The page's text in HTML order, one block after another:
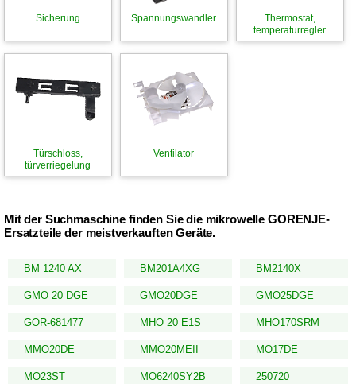
Sicherung Spannungswandler
Thermostat,
temperaturregler
Türschloss,
türverriegelung
Ventilator
Mit der Suchmaschine finden Sie die mikrowelle GORENJE-
Ersatzteile der meistverkauften Geräte.
BM 1240 AX BM201A4XG BM2140X
GMO 20 DGE GMO20DGE GMO25DGE
GOR-681477 MHO 20 E1S MHO170SRM
MMO20DE MMO20MEII MO17DE
MO23ST MO6240SY2B 250720